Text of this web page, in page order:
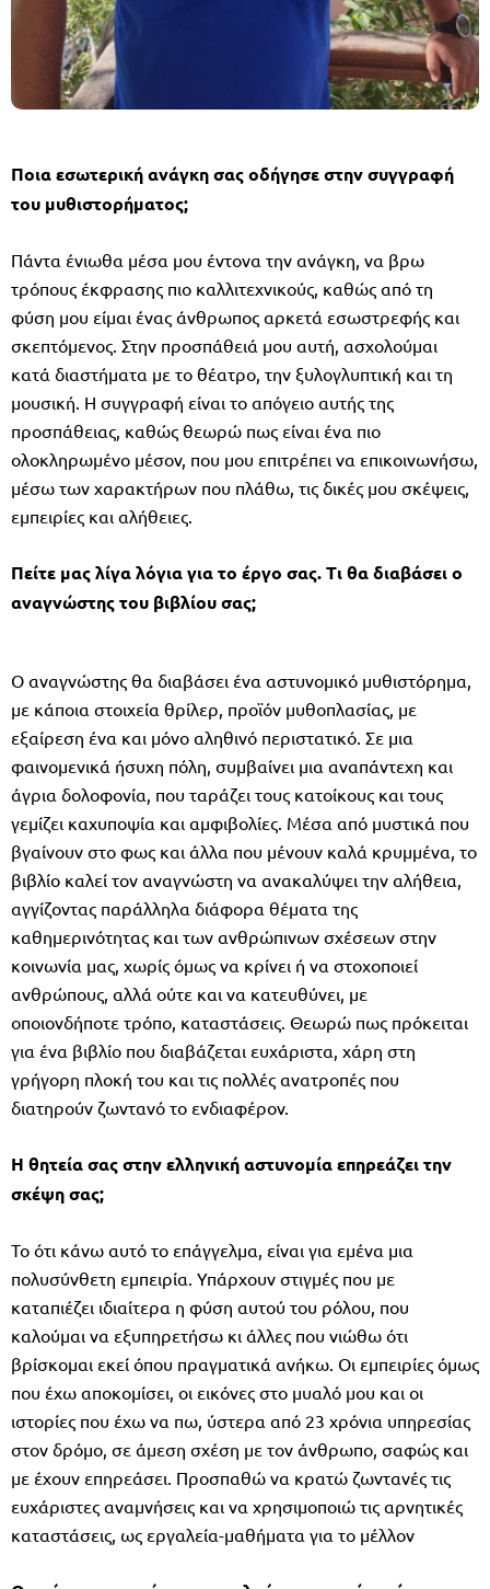
Ποια εσωτερική ανάγκη σας οδήγησε στην συγγραφή
του μυθιστορήματος;
Πάντα ένιωθα μέσα μου έντονα την ανάγκη, να βρω
τρόπους έκφρασης πιο καλλιτεχνικούς, καθώς από τη
φύση μου είμαι ένας άνθρωπος αρκετά εσωστρεφής και
σκεπτόμενος. Στην προσπάθειά μου αυτή, ασχολούμαι
κατά διαστήματα με το θέατρο, την ξυλογλυπτική και τη
μουσική. Η συγγραφή είναι το απόγειο αυτής της
προσπάθειας, καθώς θεωρώ πως είναι ένα πιο
ολοκληρωμένο μέσον, που μου επιτρέπει να επικοινωνήσω,
μέσω των χαρακτήρων που πλάθω, τις δικές μου σκέψεις,
εμπειρίες και αλήθειες.
Πείτε μας λίγα λόγια για το έργο σας. Τι θα διαβάσει ο
αναγνώστης του βιβλίου σας;
Ο αναγνώστης θα διαβάσει ένα αστυνομικό μυθιστόρημα,
με κάποια στοιχεία θρίλερ, προϊόν μυθοπλασίας, με
εξαίρεση ένα και μόνο αληθινό περιστατικό. Σε μια
φαινομενικά ήσυχη πόλη, συμβαίνει μια αναπάντεχη και
άγρια δολοφονία, που ταράζει τους κατοίκους και τους
γεμίζει καχυποψία και αμφιβολίες. Μέσα από μυστικά που
βγαίνουν στο φως και άλλα που μένουν καλά κρυμμένα, το
βιβλίο καλεί τον αναγνώστη να ανακαλύψει την αλήθεια,
αγγίζοντας παράλληλα διάφορα θέματα της
καθημερινότητας και των ανθρώπινων σχέσεων στην
κοινωνία μας, χωρίς όμως να κρίνει ή να στοχοποιεί
ανθρώπους, αλλά ούτε και να κατευθύνει, με
οποιονδήποτε τρόπο, καταστάσεις. Θεωρώ πως πρόκειται
για ένα βιβλίο που διαβάζεται ευχάριστα, χάρη στη
γρήγορη πλοκή του και τις πολλές ανατροπές που
διατηρούν ζωντανό το ενδιαφέρον.
Η θητεία σας στην ελληνική αστυνομία επηρεάζει την
σκέψη σας;
Το ότι κάνω αυτό το επάγγελμα, είναι για εμένα μια
πολυσύνθετη εμπειρία. Υπάρχουν στιγμές που με
καταπιέζει ιδιαίτερα η φύση αυτού του ρόλου, που
καλούμαι να εξυπηρετήσω κι άλλες που νιώθω ότι
βρίσκομαι εκεί όπου πραγματικά ανήκω. Οι εμπειρίες όμως
που έχω αποκομίσει, οι εικόνες στο μυαλό μου και οι
ιστορίες που έχω να πω, ύστερα από 23 χρόνια υπηρεσίας
στον δρόμο, σε άμεση σχέση με τον άνθρωπο, σαφώς και
με έχουν επηρεάσει. Προσπαθώ να κρατώ ζωντανές τις
ευχάριστες αναμνήσεις και να χρησιμοποιώ τις αρνητικές
καταστάσεις, ως εργαλεία-μαθήματα για το μέλλον